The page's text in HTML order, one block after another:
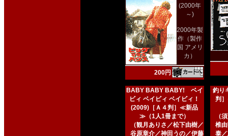
(2000年
～)
2000年製
作（製作
国 アメリ
カ）
200円
BABY BABY BABY! ベイ
ビィ ベイビィ ベイビィ！
(2009)［Ａ４判］≪新品
≫（1人1冊まで）
（観月ありさ／松下由樹／
谷原章介／神田うの／伊藤
釣り
判
（
椎
泰